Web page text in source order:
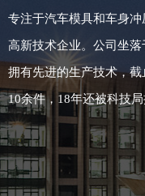
专注于汽车模具和车身
高新技术企业。公司坐
拥有先进的生产技术，
10余件，18年还被科技